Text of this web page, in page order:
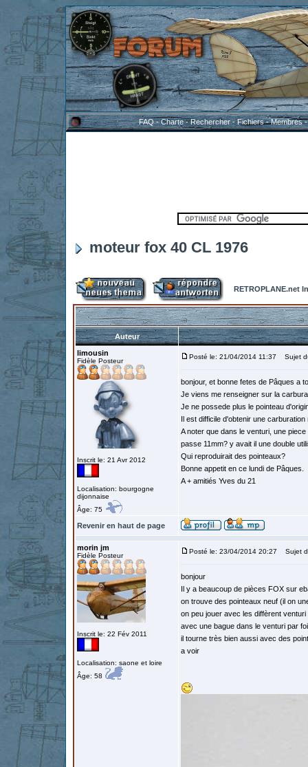
FAQ-Charte-Rechercher-Fichiers-Membres
moteur fox 40 CL 1976
RETROPLANE.net
Auteur
limousin
Fidèle Posteur
Inscrit le: 21 Avr 2012
Localisation: bourgogne
dijonnaise
Âge: 75
Posté le: 21/04/2014 11:37 Sujet
bonjour, et bonne fetes de Pâques a
Je viens me renseigner sur la
Je ne possede plus le pointeau
Il est difficile d'obtenir une
A noter que dans le venturi, une
passe 11mm? y avait il une double
Qui reproduirait des pointeaux?
Bonne appetit en ce lundi de Pâques.
A + amitiés Yves du 21
Revenir en haut de page
morin jm
Fidèle Posteur
Inscrit le: 22 Fév 2011
Localisation: saone et loire
Âge: 58
Posté le: 23/04/2014 20:27 Sujet
bonjour
Il y a beaucoup de pièces FOX sur
on trouve des pointeaux neuf (il on
on peu jouer avec les diffèrent
avec une bague dans le venturi par
il tourne très bien aussi avec des
a voir